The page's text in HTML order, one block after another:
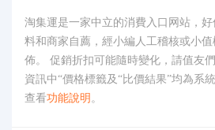
淘集運是一家中立的消費入口网站，
料和商家自薦，經小編人工稽核或小
佈。 促銷折扣可能隨時變化，請值友
資訊中“價格標籤及“比價結果”均為系
查看功能說明 。